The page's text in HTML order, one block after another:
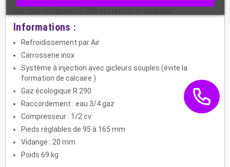
Informations :
Refroidissement par Air
Carrosserie inox
Système à injection avec gicleurs souples (évite la
formation de calcaire )
Gaz écologique R 290
Raccordement : eau 3/4 gaz
Compresseur : 1/2 cv
Pieds réglables de 95 à 165 mm
Vidange : 20 mm
Poids 69 kg